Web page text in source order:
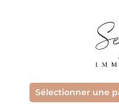
Sélectionner une